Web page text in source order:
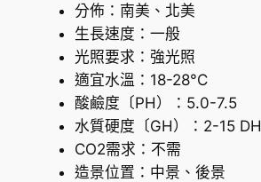
分佈：南美、北美
生長速度：一般
光照要求：強光照
適宜水溫：18-28°C
酸鹼度〔PH）：5.0-7.5
水質硬度〔GH）：2-15 DH
CO2需求：不需
造景位置：中景、後景